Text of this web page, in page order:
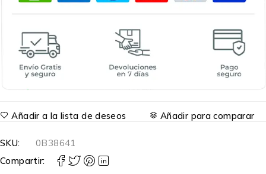
Añadir a la lista de deseos Añadir para comparar
SKU:
0B38641
Compartir: